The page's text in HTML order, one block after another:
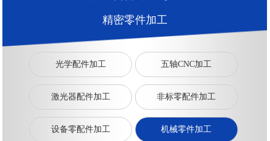
精密零件加工
光学配件加工 五轴CNC加工
激光器配件加工 非标零配件加工
设备零配件加工 机械零件加工